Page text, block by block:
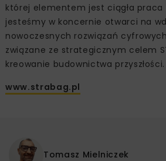
której elementem jest ciągła praca
jesteśmy w koncernie otwarci na
nowoczesnych rozwiązań
związane ze strategicznym celem
kreowanie budownictwa przyszłości.
www.strabag.pl
Tomasz Mielniczek